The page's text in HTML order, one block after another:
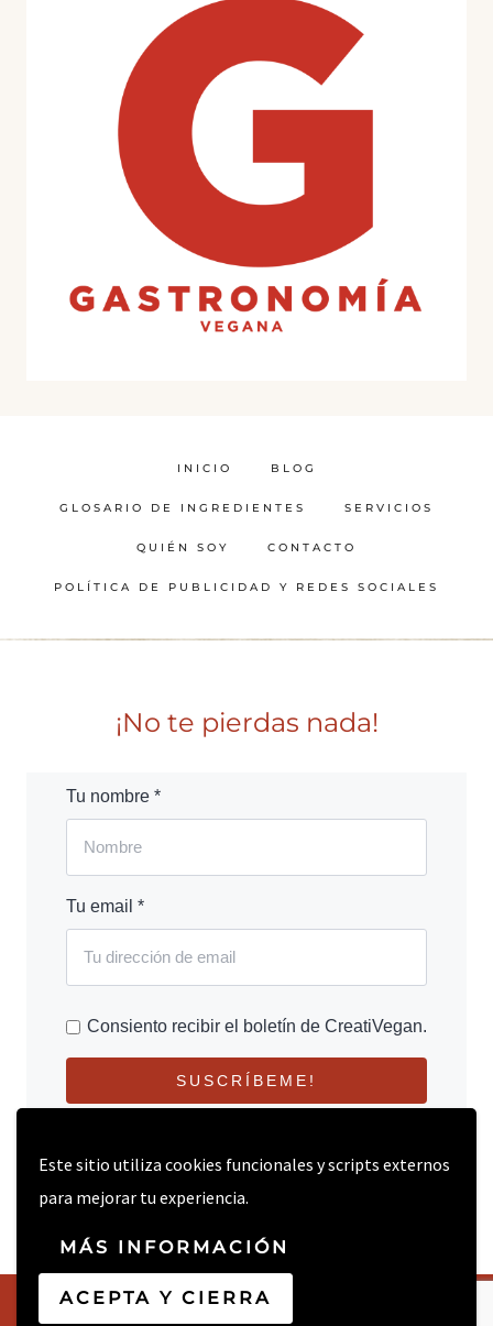
Este sitio utiliza cookies funcionales y scripts externos
para mejorar tu experiencia.
MÁS INFORMACIÓN
ACEPTA Y CIERRA
INICIO BLOG
GLOSARIO DE INGREDIENTES SERVICIOS
QUIÉN SOY CONTACTO
POLÍTICA DE PUBLICIDAD Y REDES SOCIALES
¡No te pierdas nada!
Tu nombre *
Tu email *
Consiento recibir el boletín de CreatiVegan.
SUSCRÍBEME!
© 2026 CREATIVEGAN.NET